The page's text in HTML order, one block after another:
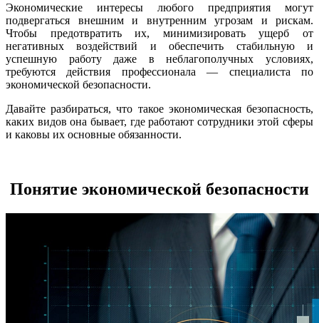
Экономические интересы любого предприятия могут
подвергаться внешним и внутренним угрозам и рискам.
Чтобы предотвратить их, минимизировать ущерб от
негативных воздействий и обеспечить стабильную и
успешную работу даже в неблагополучных условиях,
требуются действия профессионала — специалиста по
экономической безопасности.
Давайте разбираться, что такое экономическая безопасность,
каких видов она бывает, где работают сотрудники этой сферы
и каковы их основные обязанности.
Понятие экономической безопасности